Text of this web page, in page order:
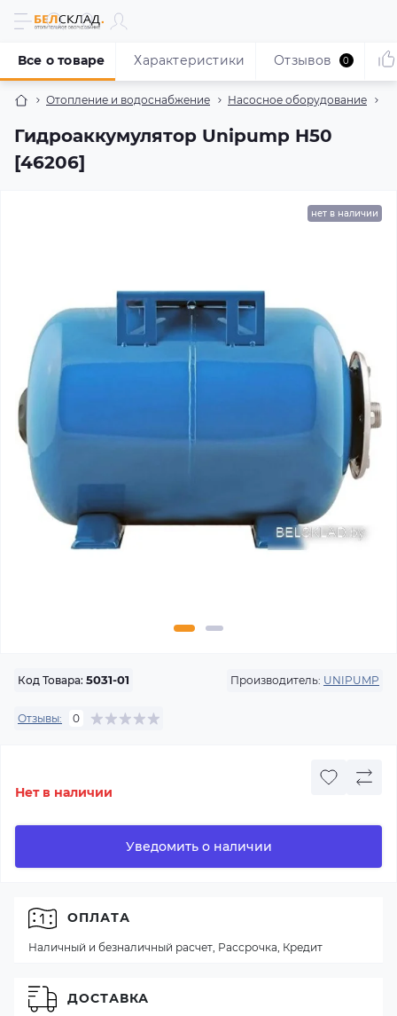
Отопление и водоснабжение Насосное оборудование
Гидроаккумулятор Unipump H50
[46206]
Все о товаре Характеристики Отзывов 0
нет в наличии
Код Товара: 5031-01 Производитель: UNIPUMP
Отзывы: 0
Нет в наличии
Уведомить о наличии
ОПЛАТА
Наличный и безналичный расчет, Рассрочка, Кредит
ДОСТАВКА